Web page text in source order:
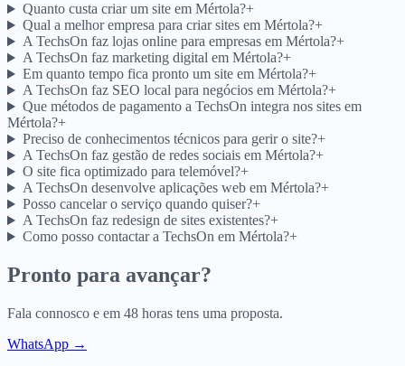
Quanto custa criar um site em Mértola?+
Qual a melhor empresa para criar sites em Mértola?+
A TechsOn faz lojas online para empresas em Mértola?+
A TechsOn faz marketing digital em Mértola?+
Em quanto tempo fica pronto um site em Mértola?+
A TechsOn faz SEO local para negócios em Mértola?+
Que métodos de pagamento a TechsOn integra nos sites em
Mértola?+
Preciso de conhecimentos técnicos para gerir o site?+
A TechsOn faz gestão de redes sociais em Mértola?+
O site fica optimizado para telemóvel?+
A TechsOn desenvolve aplicações web em Mértola?+
Posso cancelar o serviço quando quiser?+
A TechsOn faz redesign de sites existentes?+
Como posso contactar a TechsOn em Mértola?+
Pronto para avançar?
Fala connosco e em 48 horas tens uma proposta.
WhatsApp →